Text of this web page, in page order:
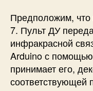
Предположим, что
7. Пульт ДУ
инфракрасной
Arduino с
принимает его,
соответствующей